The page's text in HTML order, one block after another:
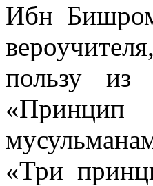
Ибн
пользу из
«Принцип
«Три